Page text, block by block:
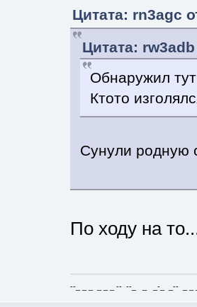
Цитата: rn3agc
Цитата:
Обнаружил
Ктото
Сунули родную
По ходу на
--_ _ _ _ _ _ -- --_ _ _-_ _-- _ _